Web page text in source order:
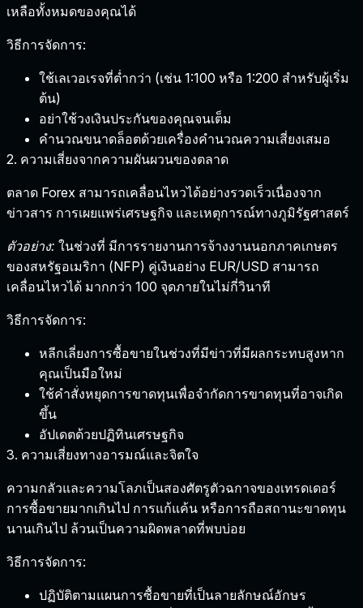
เหลือทั้งหมดของคุณได้
วิธีการจัดการ:
ใช้เลเวอเรจที่ต่ำกว่า (เช่น 1:100 หรือ 1:200 สำหรับผู้เริ่ม
ต้น)
อย่าใช้วงเงินประกันของคุณจนเต็ม
คำนวณขนาดล็อตด้วยเครื่องคำนวณความเสี่ยงเสมอ
2. ความเสี่ยงจากความผันผวนของตลาด
ตลาด Forex สามารถเคลื่อนไหวได้อย่างรวดเร็วเนื่องจาก
ข่าวสาร การเผยแพร่เศรษฐกิจ และเหตุการณ์ทางภูมิรัฐศาสตร์
ตัวอย่าง: ในช่วงที่ มีการรายงานการจ้างงานนอกภาคเกษตร
ของสหรัฐอเมริกา (NFP) คู่เงินอย่าง EUR/USD สามารถ
เคลื่อนไหวได้ มากกว่า 100 จุดภายในไม่กี่วินาที
วิธีการจัดการ:
หลีกเลี่ยงการซื้อขายในช่วงที่มีข่าวที่มีผลกระทบสูงหาก
คุณเป็นมือใหม่
ใช้คำสั่งหยุดการขาดทุนเพื่อจำกัดการขาดทุนที่อาจเกิด
ขึ้น
อัปเดตด้วยปฏิทินเศรษฐกิจ
3. ความเสี่ยงทางอารมณ์และจิตใจ
ความกลัวและความโลภเป็นสองศัตรูตัวฉกาจของเทรดเดอร์
การซื้อขายมากเกินไป การแก้แค้น หรือการถือสถานะขาดทุน
นานเกินไป ล้วนเป็นความผิดพลาดที่พบบ่อย
วิธีการจัดการ:
ปฏิบัติตามแผนการซื้อขายที่เป็นลายลักษณ์อักษร